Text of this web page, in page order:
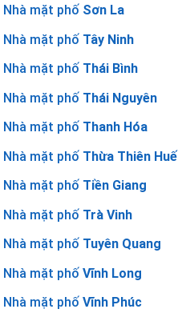
Nhà mặt phố Sơn La
Nhà mặt phố Tây Ninh
Nhà mặt phố Thái Bình
Nhà mặt phố Thái Nguyên
Nhà mặt phố Thanh Hóa
Nhà mặt phố Thừa Thiên Huế
Nhà mặt phố Tiền Giang
Nhà mặt phố Trà Vinh
Nhà mặt phố Tuyên Quang
Nhà mặt phố Vĩnh Long
Nhà mặt phố Vĩnh Phúc